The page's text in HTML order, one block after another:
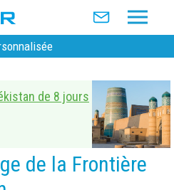
de 8 jours
de la Frontière